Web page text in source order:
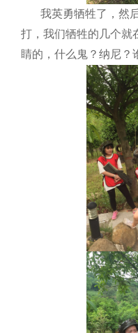
我英勇牺牲了，然
打，我们牺牲的几个就
睛的，什么鬼？纳尼？